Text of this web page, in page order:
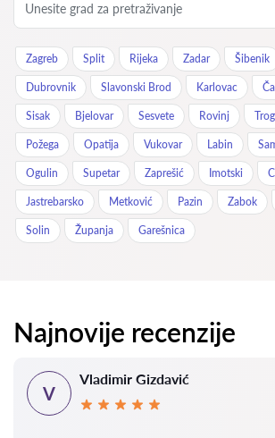
Zagreb Split Rijeka Zadar Šibenik
Dubrovnik Slavonski Brod Karlovac
Sisak Bjelovar Sesvete Rovinj
Požega Opatija Vukovar Labin
Ogulin Supetar Zaprešić Imotski
Jastrebarsko Metković Pazin Zabok
Solin Županja Garešnica
Najnovije recenzije
V
Vladimir Gizdavić